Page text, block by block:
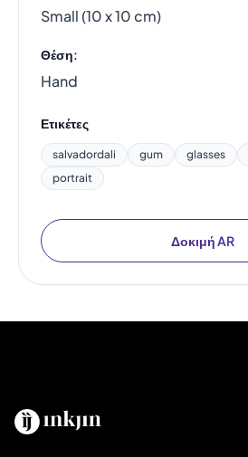
Small (10 x 10 cm)
Θέση:
Hand
Ετικέτες
salvadordali gum glasses
portrait
Δοκιμή AR